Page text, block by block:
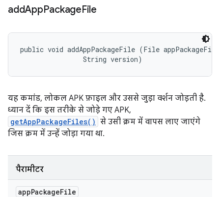
addAppPackageFile
public void addAppPackageFile (File
                String version)
यह कमांड, लोकल APK फ़ाइल और उससे जुड़ा वर्शन जोड़ती है.
ध्यान दें कि इस तरीके से जोड़े गए APK,
getAppPackageFiles() से उसी क्रम में वापस लाए जाएंगे
जिस क्रम में उन्हें जोड़ा गया था.
पैरामीटर
appPackageFile